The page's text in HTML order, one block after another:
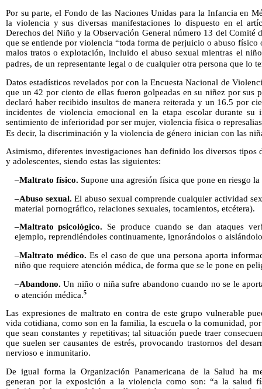
Por su parte, el Fondo de las Naciones Unidas para la Infancia en
la violencia y sus diversas manifestaciones lo dispuesto en el
Derechos del Niño y la Observación General número 13 del Comité
que se entiende por violencia “toda forma de perjuicio o abuso
malos tratos o explotación, incluido el abuso sexual mientras el
padres, de un representante legal o de cualquier otra persona que lo
Datos estadísticos revelados por con la Encuesta Nacional de
que un 42 por ciento de ellas fueron golpeadas en su niñez por sus
declaró haber recibido insultos de manera reiterada y un 16.5 por
incidentes de violencia emocional en la etapa escolar durante su
sentimiento de inferioridad por ser mujer, violencia física o
Es decir, la discriminación y la violencia de género inician con las
Asimismo, diferentes investigaciones han definido los diversos tipos
y adolescentes, siendo estas las siguientes:
–Maltrato físico. Supone una agresión física que pone en riesgo
–Abuso sexual. El abuso sexual comprende cualquier actividad
material pornográfico, relaciones sexuales, tocamientos, etcétera).
–Maltrato psicológico. Se produce cuando se dan ataques
ejemplo, reprendiéndoles continuamente, ignorándolos o
–Maltrato médico. Es el caso de que una persona aporta
niño que requiere atención médica, de forma que se le pone en
–Abandono.Un niño o niña sufre abandono cuando no se le
o atención médica.5
Las expresiones de maltrato en contra de este grupo vulnerable
vida cotidiana, como son en la familia, la escuela o la comunidad,
que sean constantes y repetitivas; tal situación puede traer
que suelen ser causantes de estrés, provocando trastornos del
nervioso e inmunitario.
De igual forma la Organización Panamericana de la Salud ha
generan por la exposición a la violencia como son: “a la salud